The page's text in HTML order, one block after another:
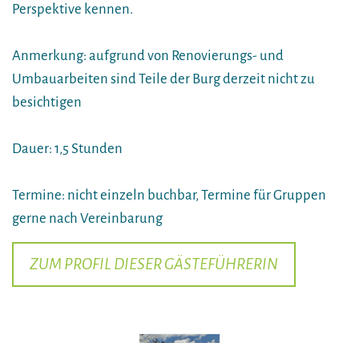
Perspektive kennen.
Anmerkung: aufgrund von Renovierungs- und
Umbauarbeiten sind Teile der Burg derzeit nicht zu
besichtigen
Dauer: 1,5 Stunden
Termine: nicht einzeln buchbar, Termine für Gruppen
gerne nach Vereinbarung
ZUM PROFIL DIESER GÄSTEFÜHRERIN